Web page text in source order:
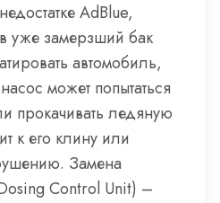
AdBlue,
уже замерзший бак
автомобиль,
может попытаться
прокачивать ледяную
к его клину или
Замена
Control Unit) –